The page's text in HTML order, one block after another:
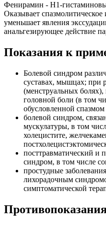
Фенирамин - Н1-
Оказывает спазмолитическое
уменьшает явления
анальгезирующее действие
Показания к
Болевой синдром
суставах, мышцах; при
(менструальных болях),
головной боли (в том
обусловленной спазмом
болевой синдром,
мускулатуры, в том
холецистите,
посттравматический и
синдром, в том числе
простудные
лихорадочным
симптоматической